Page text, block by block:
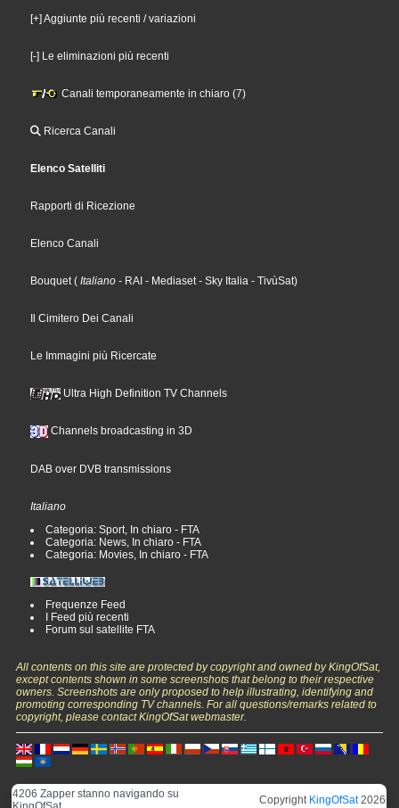
[+] Aggiunte più recenti / variazioni
[-] Le eliminazioni più recenti
Canali temporaneamente in chiaro (7)
Ricerca Canali
Elenco Satelliti
Rapporti di Ricezione
Elenco Canali
Bouquet ( Italiano - RAI - Mediaset - Sky Italia - TivùSat)
Il Cimitero Dei Canali
Le Immagini più Ricercate
Ultra High Definition TV Channels
Channels broadcasting in 3D
DAB over DVB transmissions
Italiano
Categoria: Sport, In chiaro - FTA
Categoria: News, In chiaro - FTA
Categoria: Movies, In chiaro - FTA
Frequenze Feed
I Feed più recenti
Forum sul satellite FTA
All contents on this site are protected by copyright and owned by KingOfSat,
except contents shown in some screenshots that belong to their respective
owners. Screenshots are only proposed to help illustrating, identifying and
promoting corresponding TV channels. For all questions/remarks related to
copyright, please contact KingOfSat webmaster.
4206 Zapper stanno navigando su
Copyright KingOfSat2026